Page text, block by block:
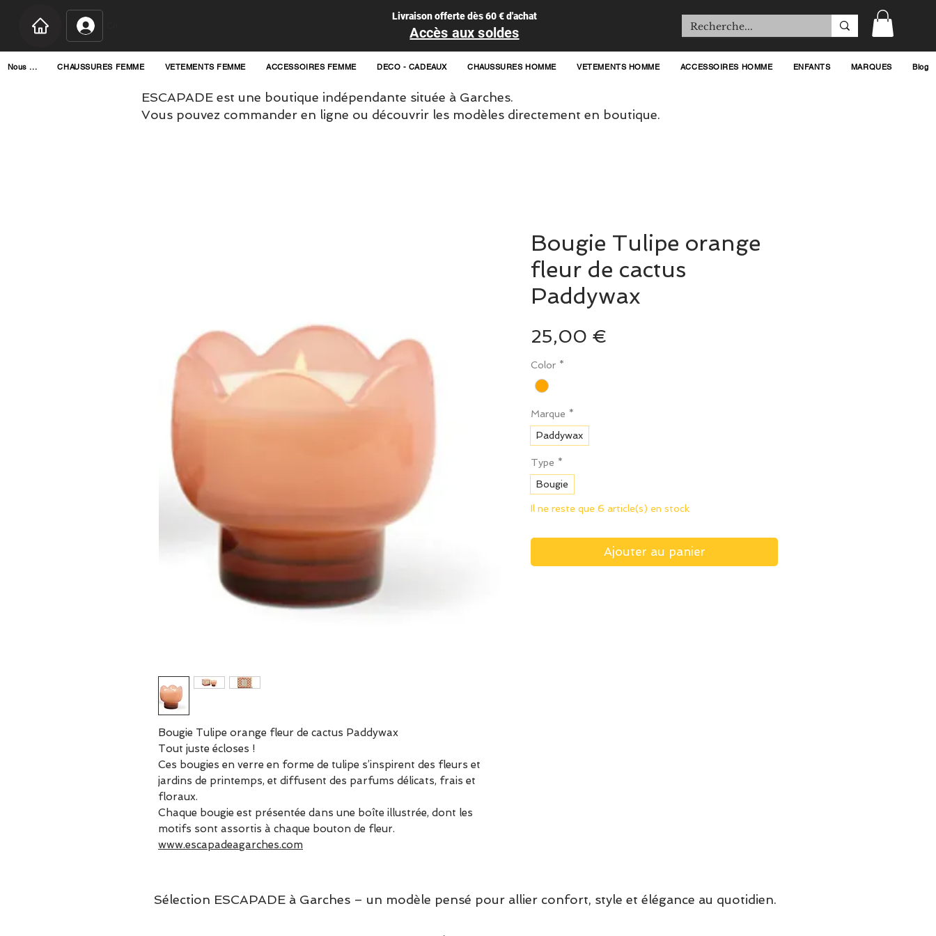
Livraison offerte dès 60 € d'achat
Accès aux soldes
Nous ... CHAUSSURES FEMME VETEMENTS FEMME ACCESSOIRES FEMME DECO - CADEAUX CHAUSSURES HOMME VETEMENTS HOMME ACCESSOIRES HOMME ENFANTS MARQUES Blog
ESCAPADE est une boutique indépendante située à Garches.
Vous pouvez commander en ligne ou découvrir les modèles directement en boutique.
Bougie Tulipe orange fleur de cactus Paddywax
Tout juste écloses !
Ces bougies en verre en forme de tulipe s’inspirent des fleurs et
jardins de printemps, et diffusent des parfums délicats, frais et
floraux.
Chaque bougie est présentée dans une boîte illustrée, dont les
motifs sont assortis à chaque bouton de fleur.
www.escapadeagarches.com
Bougie Tulipe orange
fleur de cactus
Paddywax
25,00 €
Color *
Marque *
Paddywax
Type *
Bougie
Il ne reste que 6 article(s) en stock
Ajouter au panier
Sélection ESCAPADE à Garches – un modèle pensé pour allier confort, style et élégance au quotidien.